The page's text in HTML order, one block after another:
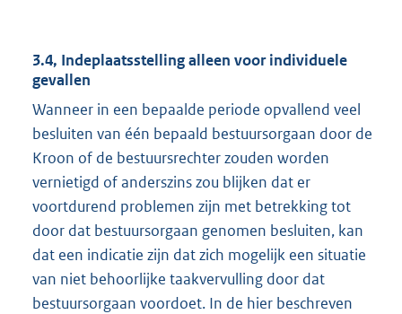
3.4, Indeplaatsstelling alleen voor individuele
gevallen
Wanneer in een bepaalde periode opvallend veel
besluiten van één bepaald bestuursorgaan door de
Kroon of de bestuursrechter zouden worden
vernietigd of anderszins zou blijken dat er
voortdurend problemen zijn met betrekking tot
door dat bestuursorgaan genomen besluiten, kan
dat een indicatie zijn dat zich mogelijk een situatie
van niet behoorlijke taakvervulling door dat
bestuursorgaan voordoet. In de hier beschreven